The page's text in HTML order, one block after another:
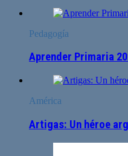
Pedagogía
Aprender Primaria
América
Artigas: Un héroe